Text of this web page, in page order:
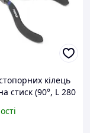
кілець
стиск (90°, L 280